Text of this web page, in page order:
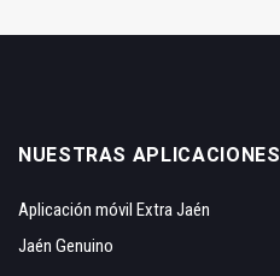
NUESTRAS APLICACIONES
Aplicación móvil Extra Jaén
Jaén Genuino